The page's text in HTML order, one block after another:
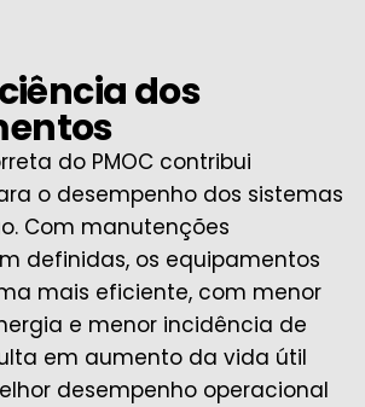
dos
do PMOC contribui
o desempenho dos sistemas
Com manutenções
definidas, os equipamentos
mais eficiente, com menor
e menor incidência de
em aumento da vida útil
desempenho operacional